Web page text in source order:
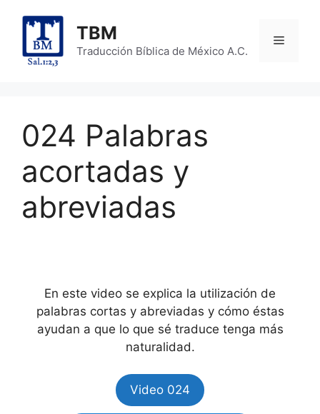
content
TBM
Traducción Bíblica de México A.C.
Menu
024 Palabras
acortadas y
abreviadas
En este video se explica la utilización de
palabras cortas y abreviadas y cómo éstas
ayudan a que lo que sé traduce tenga más
naturalidad.
Video 024